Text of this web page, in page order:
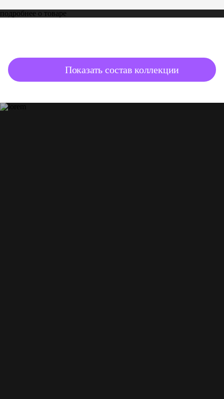
подробнее о товаре
Показать состав коллекции